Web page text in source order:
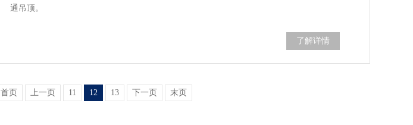
通吊顶。
了解详情
首页 上一页 11 12 13 下一页 末页